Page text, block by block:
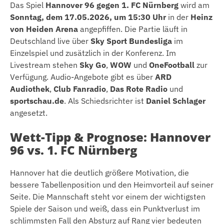
Das Spiel Hannover 96 gegen 1. FC Nürnberg wird am
Sonntag, dem 17.05.2026, um 15:30 Uhr in der Heinz
von Heiden Arena angepfiffen. Die Partie läuft in
Deutschland live über Sky Sport Bundesliga im
Einzelspiel und zusätzlich in der Konferenz. Im
Livestream stehen Sky Go, WOW und OneFootball zur
Verfügung. Audio-Angebote gibt es über ARD
Audiothek, Club Fanradio, Das Rote Radio und
sportschau.de. Als Schiedsrichter ist Daniel Schlager
angesetzt.
Wett-Tipp & Prognose: Hannover
96 vs. 1. FC Nürnberg
Hannover hat die deutlich größere Motivation, die
bessere Tabellenposition und den Heimvorteil auf seiner
Seite. Die Mannschaft steht vor einem der wichtigsten
Spiele der Saison und weiß, dass ein Punktverlust im
schlimmsten Fall den Absturz auf Rang vier bedeuten